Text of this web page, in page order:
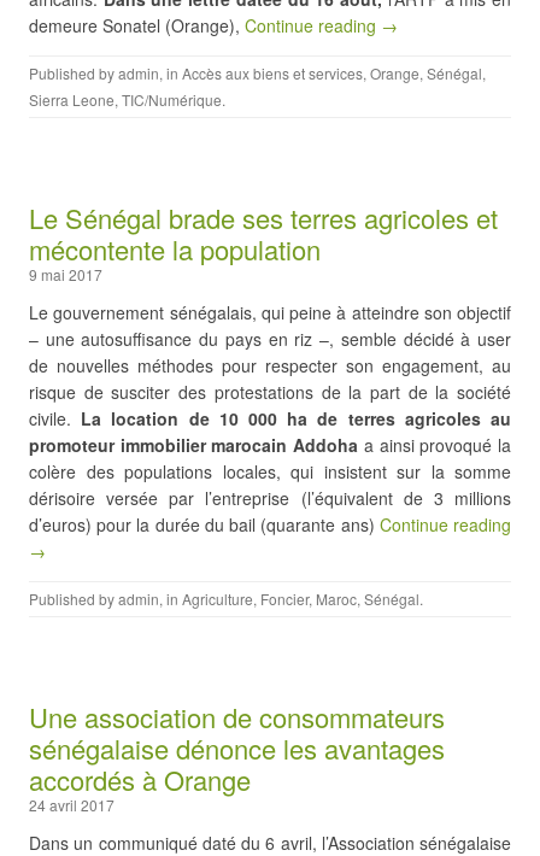
demeure Sonatel (Orange), Continue reading →
Published byadmin, in Accès aux biens et services, Orange, Sénégal,
Sierra Leone, TIC/Numérique.
Le Sénégal brade ses terres agricoles et
mécontente la population
9 mai 2017
Le gouvernement sénégalais, qui peine à atteindre son objectif
– une autosuffisance du pays en riz –, semble décidé à user
de nouvelles méthodes pour respecter son engagement, au
risque de susciter des protestations de la part de la société
civile. La location de 10 000 ha de terres agricoles au
promoteur immobilier marocain Addoha a ainsi provoqué la
colère des populations locales, qui insistent sur la somme
dérisoire versée par l’entreprise (l’équivalent de 3 millions
d’euros) pour la durée du bail (quarante ans) Continue reading
→
Published byadmin, in Agriculture, Foncier, Maroc, Sénégal.
Une association de consommateurs
sénégalaise dénonce les avantages
accordés à Orange
24 avril 2017
Dans un communiqué daté du 6 avril, l’Association sénégalaise